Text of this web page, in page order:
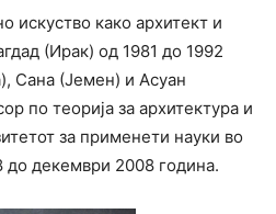
искуство како архитект и
(Ирак) од 1981 до 1992
Сана (Јемен) и Асуан
по теорија за архитектура и
за применети науки во
до декември 2008 година.